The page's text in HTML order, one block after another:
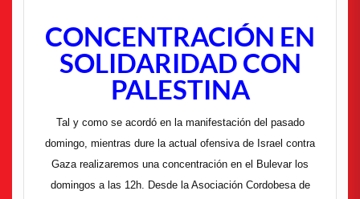
CONCENTRACIÓN EN
SOLIDARIDAD CON
PALESTINA
Tal y como se acordó en la manifestación del pasado
domingo, mientras dure la actual ofensiva de Israel contra
Gaza realizaremos una concentración en el Bulevar los
domingos a las 12h. Desde la Asociación Cordobesa de